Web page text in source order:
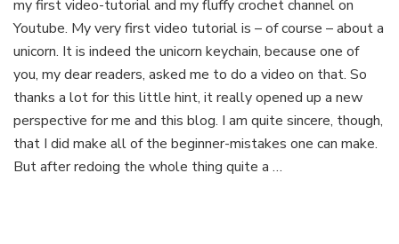
my first video-tutorial and my fluffy crochet channel on
Youtube. My very first video tutorial is – of course – about a
unicorn. It is indeed the unicorn keychain, because one of
you, my dear readers, asked me to do a video on that. So
thanks a lot for this little hint, it really opened up a new
perspective for me and this blog. I am quite sincere, though,
that I did make all of the beginner-mistakes one can make.
But after redoing the whole thing quite a …